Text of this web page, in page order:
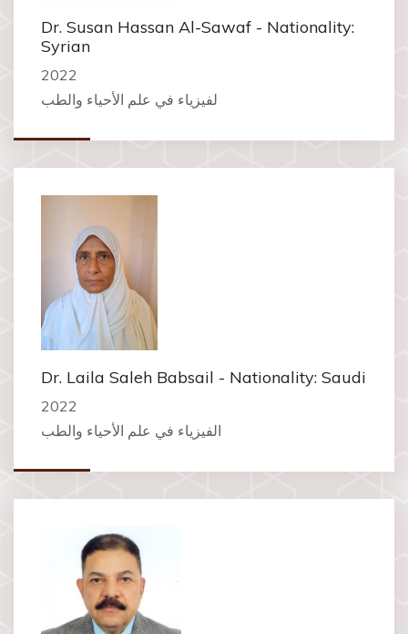
Dr. Susan Hassan Al-Sawaf - Nationality:
Syrian
2022
لفيزياء في علم الأحياء والطب
Dr. Laila Saleh Babsail - Nationality: Saudi
2022
الفيزياء في علم الأحياء والطب